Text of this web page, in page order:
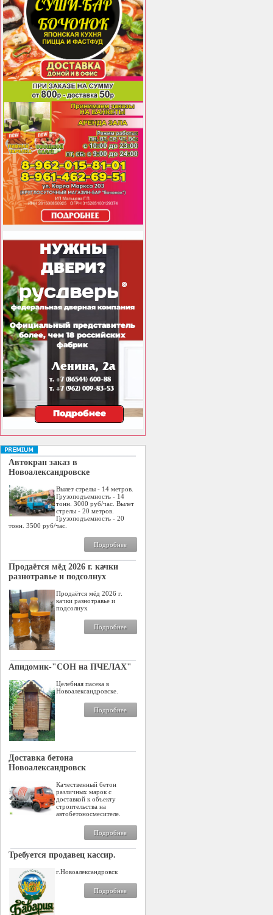
Автокран заказ в
Новоалександровске
Вылет стрелы - 14 метров.
Грузоподъемность - 14
тонн. 3000 руб/час. Вылет
стрелы - 20 метров.
Грузоподъемность - 20
тонн. 3500 руб/час.
Подробнее
Продаётся мёд 2026 г. качки
разнотравье и подсолнух
Продаётся мёд 2026 г.
качки разнотравье и
подсолнух
Подробнее
Апидомик-"СОН на ПЧЕЛАХ"
Целебная пасека в
Новоалександровске.
Подробнее
Доставка бетона
Новоалександровск
Качественный бетон
различных марок с
доставкой к объекту
строительства на
автобетоносмесителе.
Подробнее
Требуется продавец кассир.
г.Новоалександровск
Подробнее